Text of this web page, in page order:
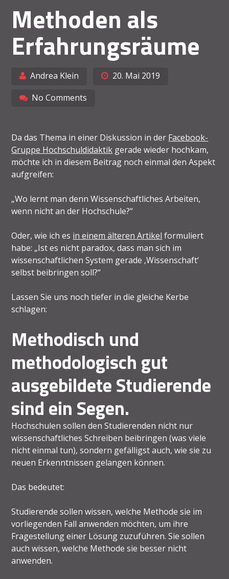
Methoden als
Erfahrungsräume
Andrea Klein
20. Mai 2019
No Comments
Da das Thema in einer Diskussion in der Facebook-
Gruppe Hochschuldidaktik gerade wieder hochkam,
möchte ich in diesem Beitrag noch einmal den Aspekt
aufgreifen:
„Wo lernt man denn Wissenschaftliches Arbeiten,
wenn nicht an der Hochschule?“
Oder, wie ich es in einem älteren Artikel formuliert
habe: „Ist es nicht paradox, dass man sich im
wissenschaftlichen System gerade ‚Wissenschaft‘
selbst beibringen soll?“
Lassen Sie uns noch tiefer in die gleiche Kerbe
schlagen:
Methodisch und
methodologisch gut
ausgebildete Studierende
sind ein Segen.
Hochschulen sollen den Studierenden nicht nur
wissenschaftliches Schreiben beibringen (was viele
nicht einmal tun), sondern gefälligst auch, wie sie zu
neuen Erkenntnissen gelangen können.
Das bedeutet:
Studierende sollen wissen, welche Methode sie im
vorliegenden Fall anwenden möchten, um ihre
Fragestellung einer Lösung zuzuführen. Sie sollen
auch wissen, welche Methode sie besser nicht
anwenden.